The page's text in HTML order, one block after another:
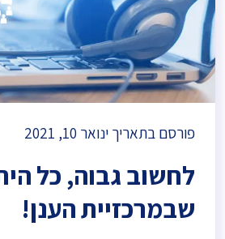
פורסם בתאריך ינואר 10, 2021
לחשוב גבוה, כל
שבמרכזיית הענן!